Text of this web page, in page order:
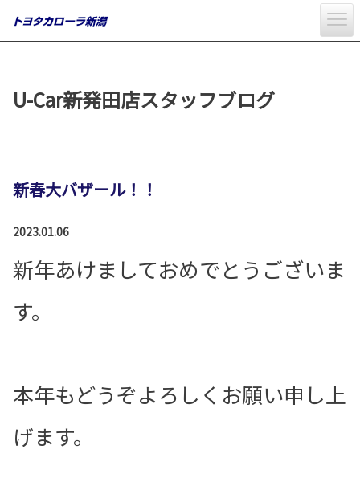
U-Car新発田店スタッフブログ
新春大バザール！！
2023.01.06
新年あけましておめでとうございま
す。
本年もどうぞよろしくお願い申し上
げます。